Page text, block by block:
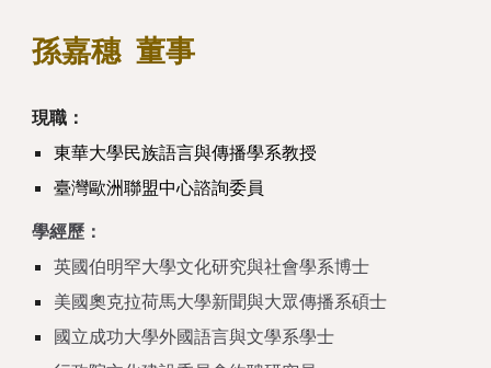
孫嘉穗董事
現職：
東華大學民族語言與傳播學系教授
臺灣歐洲聯盟中心諮詢委員
學經歷：
英國伯明罕大學文化研究與社會學系博士
美國奧克拉荷馬大學新聞與大眾傳播系碩士
國立成功大學外國語言與文學系學士